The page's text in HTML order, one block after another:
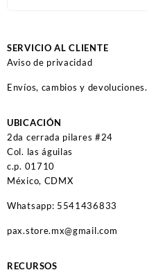
SERVICIO AL CLIENTE
Aviso de privacidad
Envíos, cambios y devoluciones.
UBICACIÓN
2da cerrada pilares #24
Col. las águilas
c.p. 01710
México, CDMX
Whatsapp: 5541436833
pax.store.mx@gmail.com
RECURSOS